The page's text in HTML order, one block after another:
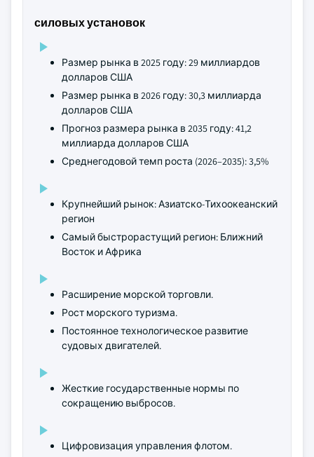
силовых установок
Размер рынка в 2025 году: 29 миллиардов
долларов США
Размер рынка в 2026 году: 30,3 миллиарда
долларов США
Прогноз размера рынка в 2035 году: 41,2
миллиарда долларов США
Среднегодовой темп роста (2026–2035): 3,5%
Крупнейший рынок: Азиатско-Тихоокеанский
регион
Самый быстрорастущий регион: Ближний
Восток и Африка
Расширение морской торговли.
Рост морского туризма.
Постоянное технологическое развитие
судовых двигателей.
Жесткие государственные нормы по
сокращению выбросов.
Цифровизация управления флотом.